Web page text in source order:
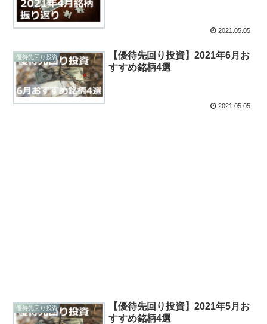
2021.05.05
優待先回り投資
【優待先回り投資】2021年6月お
すすめ銘柄4選
2021.05.05
優待先回り投資
【優待先回り投資】2021年5月お
すすめ銘柄4選